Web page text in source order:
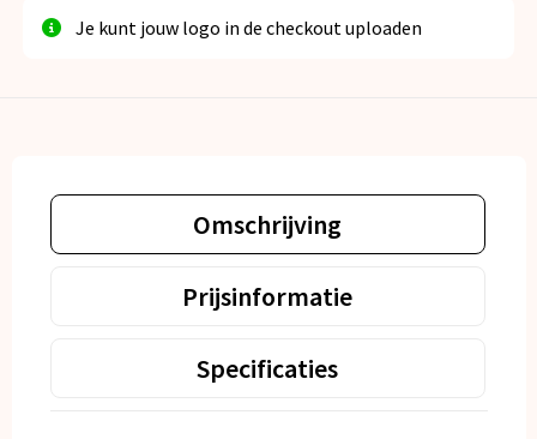
Je kunt jouw logo in de checkout uploaden
Omschrijving
Prijsinformatie
Specificaties